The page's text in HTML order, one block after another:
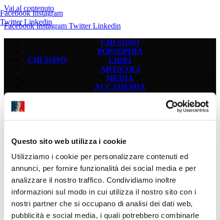
Questo sito web utilizza i cookie
Utilizziamo i cookie per personalizzare contenuti ed
annunci, per fornire funzionalità dei social media e per
analizzare il nostro traffico. Condividiamo inoltre
informazioni sul modo in cui utilizza il nostro sito con i
nostri partner che si occupano di analisi dei dati web,
pubblicità e social media, i quali potrebbero combinarle
Vai al contenuto
Facebook Instagram
Twitter Linkedin
CHI SONO
POPSOPHIA
ARTICOLI
Facebook Instagram Twitter Linkedin
CHI SONO
POPSOPHIA
LIBRI
ARTICOLI
MEDIA
ACCADEMIA
LIBRI
MEDIA
ACCADEMIA
VIDEO – “Il tormento della scelta”. Filosofia della
moda, dalle passerelle alle influencer